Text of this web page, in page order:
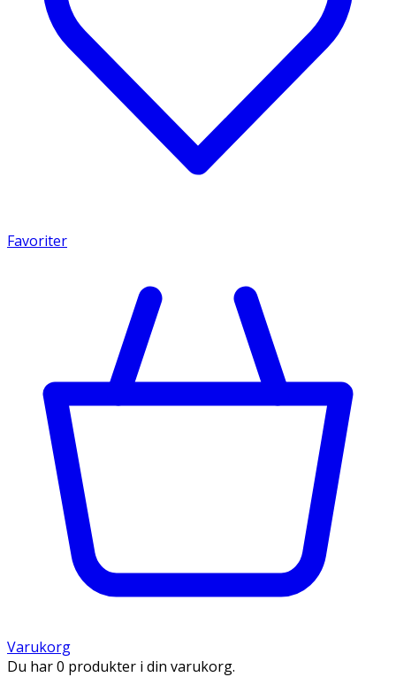
Favoriter
Varukorg
Du har 0 produkter i din varukorg.